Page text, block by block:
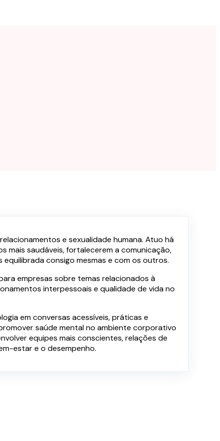
e sexualidade humana. Atuo há
mais saudáveis, fortalecerem a comunicação,
consigo mesmas e com os outros.
empresas sobre temas relacionados à
interpessoais e qualidade de vida no
em conversas acessíveis, práticas e
saúde mental no ambiente corporativo
equipes mais conscientes, relações de
estar e o desempenho.